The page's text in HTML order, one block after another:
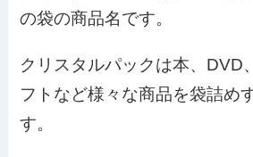
の袋の商品名です。
クリスタルパックは本、DVD
フトなど様々な商品を袋詰め
す。